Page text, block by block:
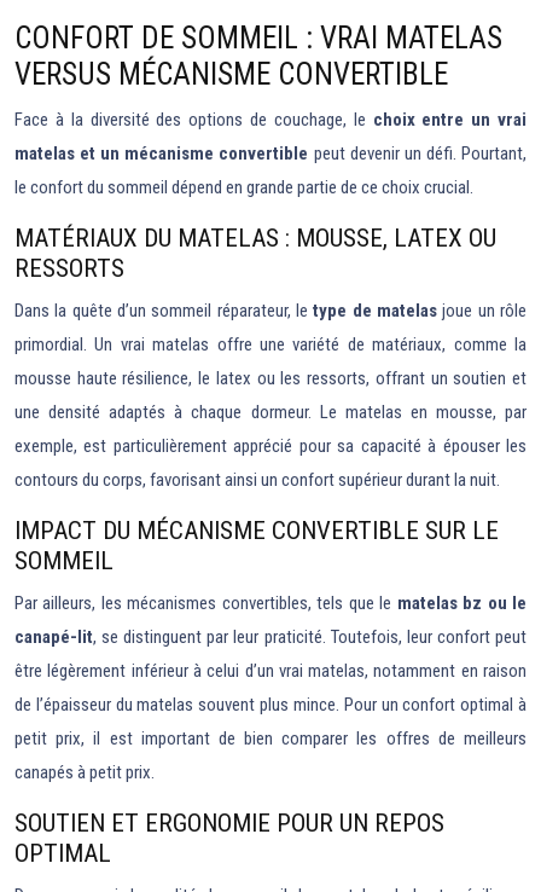
CONFORT DE SOMMEIL : VRAI MATELAS
VERSUS MÉCANISME CONVERTIBLE
Face à la diversité des options de couchage, le choix entre un vrai
matelas et un mécanisme convertible peut devenir un défi. Pourtant,
le confort du sommeil dépend en grande partie de ce choix crucial.
MATÉRIAUX DU MATELAS : MOUSSE, LATEX OU
RESSORTS
Dans la quête d’un sommeil réparateur, letype de matelas joue un rôle
primordial. Un vrai matelas offre une variété de matériaux, comme la
mousse haute résilience, le latex ou les ressorts, offrant un soutien et
une densité adaptés à chaque dormeur. Le matelas en mousse, par
exemple, est particulièrement apprécié pour sa capacité à épouser les
contours du corps, favorisant ainsi un confort supérieur durant la nuit.
IMPACT DU MÉCANISME CONVERTIBLE SUR LE
SOMMEIL
Par ailleurs, les mécanismes convertibles, tels que le matelas bz ou le
canapé-lit, se distinguent par leur praticité. Toutefois, leur confort peut
être légèrement inférieur à celui d’un vrai matelas, notamment en raison
de l’épaisseur du matelas souvent plus mince. Pour un confort optimal à
petit prix, il est important de bien comparer les offres de meilleurs
canapés à petit prix.
SOUTIEN ET ERGONOMIE POUR UN REPOS
OPTIMAL